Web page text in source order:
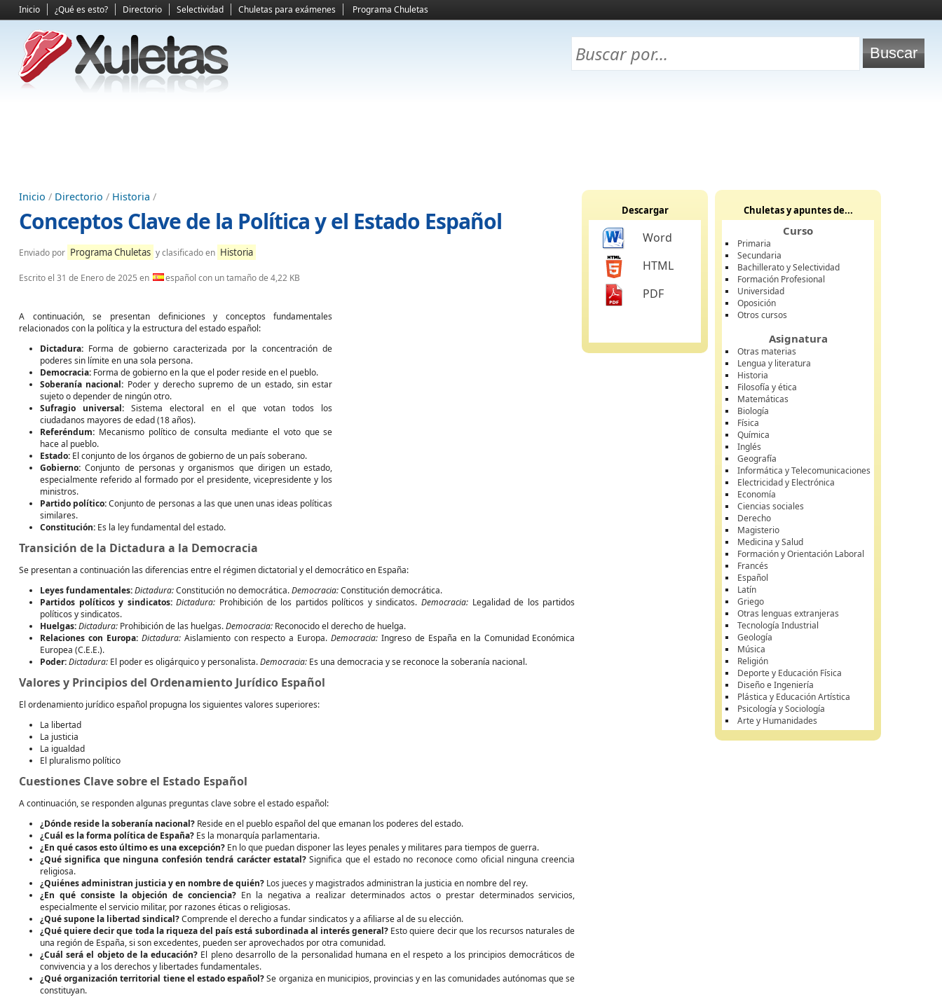
Inicio ¿Qué es esto? Directorio Selectividad Chuletas para exámenes Programa Chuletas
Inicio / Directorio / Historia /
Conceptos Clave de la Política y el Estado Español
Enviado por Programa Chuletas y clasificado en Historia
Escrito el 31 de Enero de 2025 en español con un tamaño de 4,22 KB
A continuación, se presentan definiciones y conceptos fundamentales
relacionados con la política y la estructura del estado español:
Dictadura: Forma de gobierno caracterizada por la concentración de
poderes sin límite en una sola persona.
Democracia: Forma de gobierno en la que el poder reside en el pueblo.
Soberanía nacional: Poder y derecho supremo de un estado, sin estar
sujeto o depender de ningún otro.
Sufragio universal: Sistema electoral en el que votan todos los
ciudadanos mayores de edad (18 años).
Referéndum: Mecanismo político de consulta mediante el voto que se
hace al pueblo.
Estado: El conjunto de los órganos de gobierno de un país soberano.
Gobierno: Conjunto de personas y organismos que dirigen un estado,
especialmente referido al formado por el presidente, vicepresidente y los
ministros.
Partido político:Conjunto de personas a las que unen unas ideas políticas
similares.
Constitución: Es la ley fundamental del estado.
Transición de la Dictadura a la Democracia
Se presentan a continuación las diferencias entre el régimen dictatorial y el democrático en España:
Leyes fundamentales:Dictadura:Constitución no democrática.Democracia:Constitución democrática.
Partidos políticos y sindicatos: Dictadura: Prohibición de los partidos políticos y sindicatos.Democracia: Legalidad de los partidos
políticos y sindicatos.
Huelgas:Dictadura: Prohibición de las huelgas.Democracia: Reconocido el derecho de huelga.
Relaciones con Europa: Dictadura:Aislamiento con respecto a Europa.Democracia: Ingreso de España en la Comunidad Económica
Europea (C.E.E.).
Poder:Dictadura: El poder es oligárquico y personalista.Democracia: Es una democracia y se reconoce la soberanía nacional.
Valores y Principios del Ordenamiento Jurídico Español
El ordenamiento jurídico español propugna los siguientes valores superiores:
La libertad
La justicia
La igualdad
El pluralismo político
Cuestiones Clave sobre el Estado Español
A continuación, se responden algunas preguntas clave sobre el estado español:
¿Dónde reside la soberanía nacional? Reside en el pueblo español del que emanan los poderes del estado.
¿Cuál es la forma política de España? Es la monarquía parlamentaria.
¿En qué casos esto último es una excepción? En lo que puedan disponer las leyes penales y militares para tiempos de guerra.
¿Qué significa que ninguna confesión tendrá carácter estatal? Significa que el estado no reconoce como oficial ninguna creencia
religiosa.
¿Quiénes administran justicia y en nombre de quién? Los jueces y magistrados administran la justicia en nombre del rey.
¿En qué consiste la objeción de conciencia? En la negativa a realizar determinados actos o prestar determinados servicios,
especialmente el servicio militar, por razones éticas o religiosas.
¿Qué supone la libertad sindical?Comprende el derecho a fundar sindicatos y a afiliarse al de su elección.
¿Qué quiere decir que toda la riqueza del país está subordinada al interés general? Esto quiere decir que los recursos naturales de
una región de España, si son excedentes, pueden ser aprovechados por otra comunidad.
¿Cuál será el objeto de la educación? El pleno desarrollo de la personalidad humana en el respeto a los principios democráticos de
convivencia y a los derechos y libertades fundamentales.
¿Qué organización territorial tiene el estado español?Se organiza en municipios, provincias y en las comunidades autónomas que se
constituyan.
Descargar
Word
HTML
PDF
Chuletas y apuntes de...
Curso
Primaria
Secundaria
Bachillerato y Selectividad
Formación Profesional
Universidad
Oposición
Otros cursos
Asignatura
Otras materias
Lengua y literatura
Historia
Filosofía y ética
Matemáticas
Biología
Física
Química
Inglés
Geografía
Informática y Telecomunicaciones
Electricidad y Electrónica
Economía
Ciencias sociales
Derecho
Magisterio
Medicina y Salud
Formación y Orientación Laboral
Francés
Español
Latín
Griego
Otras lenguas extranjeras
Tecnología Industrial
Geología
Música
Religión
Deporte y Educación Física
Diseño e Ingeniería
Plástica y Educación Artística
Psicología y Sociología
Arte y Humanidades